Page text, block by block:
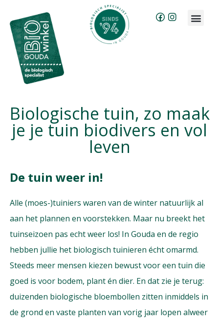
Biologische tuin, zo maak
je je tuin biodivers en vol
leven
De tuin weer in!
Alle (moes-)tuiniers waren van de winter natuurlijk al
aan het plannen en voorstekken. Maar nu breekt het
tuinseizoen pas echt weer los! In Gouda en de regio
hebben jullie het biologisch tuinieren écht omarmd.
Steeds meer mensen kiezen bewust voor een tuin die
goed is voor bodem, plant én dier. En dat zie je terug:
duizenden biologische bloembollen zitten inmiddels in
de grond en vaste planten van vorig jaar lopen alweer